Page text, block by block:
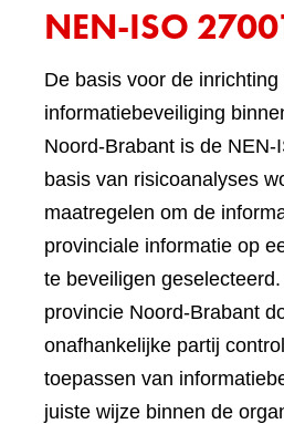
NEN-ISO
De basis voor de inrichting
informatiebeveiliging
Noord-Brabant is de
basis van risicoanalyses
maatregelen om de
provinciale informatie op
te beveiligen
provincie Noord-Brabant
onafhankelijke partij
toepassen van
juiste wijze binnen de